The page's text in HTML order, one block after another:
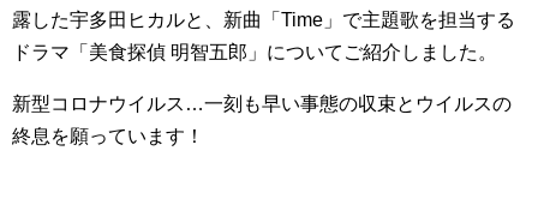
露した宇多田ヒカルと、新曲「Time」で主題歌を担当する
ドラマ「美食探偵 明智五郎」についてご紹介しました。
新型コロナウイルス…一刻も早い事態の収束とウイルスの
終息を願っています！